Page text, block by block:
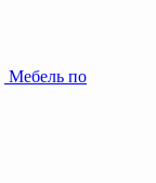
Мебель по